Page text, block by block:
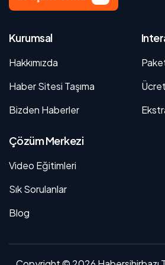
Kurumsal
Hakkımızda
Haber Sitesi Taşıma
Bizden Haberler
Çözüm Merkezi
Video Eğitimleri
Sık Sorulanlar
Blog